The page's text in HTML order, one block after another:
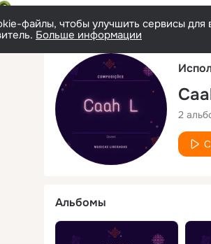
файлы, чтобы улучшить сервисы для
Больше информации
2
Альбомы